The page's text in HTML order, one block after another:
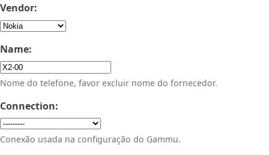
Vendor:
Name:
Nome do telefone, favor excluir nome do fornecedor.
Connection:
Conexão usada na configuração do Gammu.